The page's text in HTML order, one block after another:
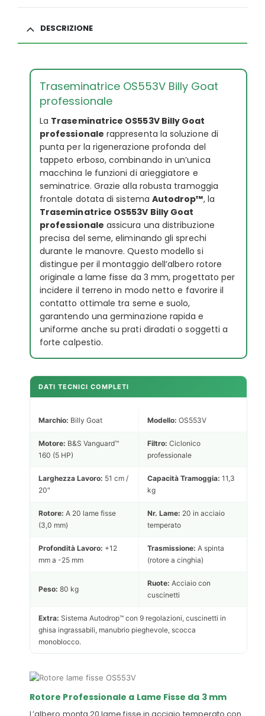
DESCRIZIONE
Traseminatrice OS553V Billy Goat
professionale
La Traseminatrice OS553V Billy Goat
professionale rappresenta la soluzione di
punta per la rigenerazione profonda del
tappeto erboso, combinando in un’unica
macchina le funzioni di arieggiatore e
seminatrice. Grazie alla robusta tramoggia
frontale dotata di sistema Autodrop™, la
Traseminatrice OS553V Billy Goat
professionale assicura una distribuzione
precisa del seme, eliminando gli sprechi
durante le manovre. Questo modello si
distingue per il montaggio dell’albero rotore
originale a lame fisse da 3 mm, progettato per
incidere il terreno in modo netto e favorire il
contatto ottimale tra seme e suolo,
garantendo una germinazione rapida e
uniforme anche su prati diradati o soggetti a
forte calpestio.
DATI TECNICI COMPLETI
Marchio: Billy Goat Modello: OS553V
Motore: B&S Vanguard™
160 (5 HP)
Filtro: Ciclonico
professionale
Larghezza Lavoro: 51 cm /
20″
Capacità Tramoggia: 11,3
kg
Rotore: A 20 lame fisse
(3,0 mm)
Nr. Lame: 20 in acciaio
temperato
Profondità Lavoro: +12
mm a -25 mm
Trasmissione: A spinta
(rotore a cinghia)
Peso: 80 kg
Ruote: Acciaio con
cuscinetti
Extra: Sistema Autodrop™ con 9 regolazioni, cuscinetti in
ghisa ingrassabili, manubrio pieghevole, scocca
monoblocco.
Rotore Professionale a Lame Fisse da 3 mm